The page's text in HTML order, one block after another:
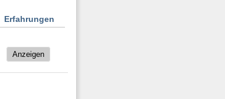
Erfahrungen
Anzeigen